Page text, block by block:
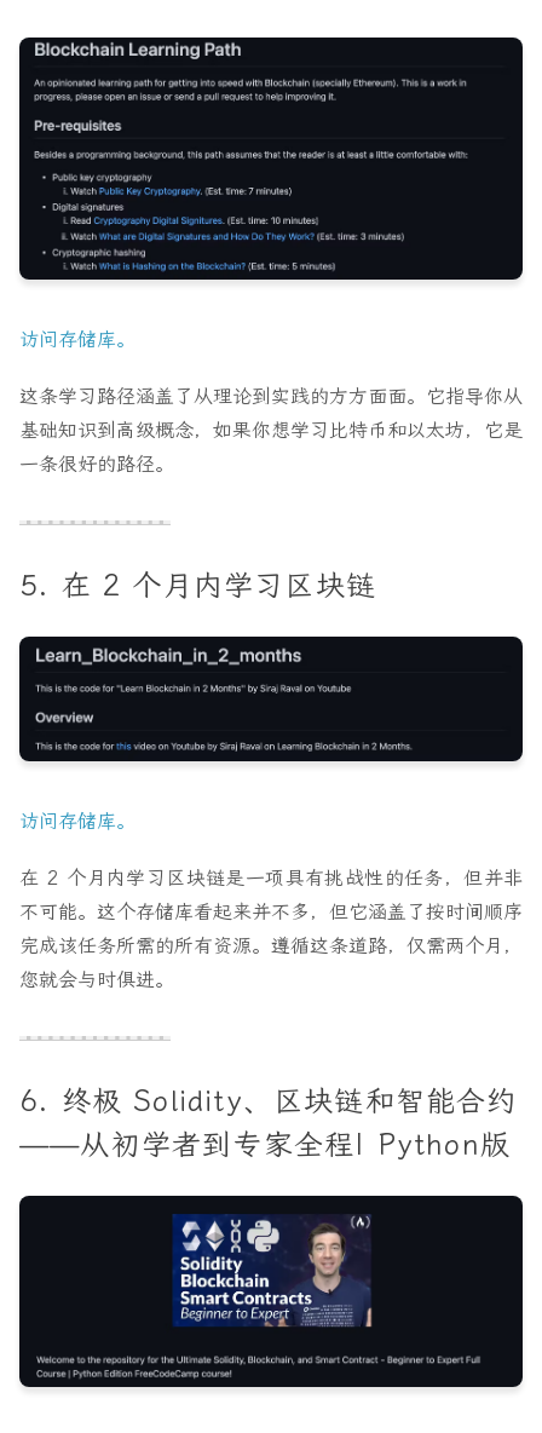
访问存储库。
这条学习路径涵盖了从理论到实践的方方面面。它指导你从
基础知识到高级概念，如果你想学习比特币和以太坊，它是
一条很好的路径。
5. 在 2 个月内学习区块链
访问存储库。
在 2 个月内学习区块链是一项具有挑战性的任务，但并非
不可能。这个存储库看起来并不多，但它涵盖了按时间顺序
完成该任务所需的所有资源。遵循这条道路，仅需两个月，
您就会与时俱进。
6. 终极 Solidity、区块链和智能合约
——从初学者到专家全程| Python版